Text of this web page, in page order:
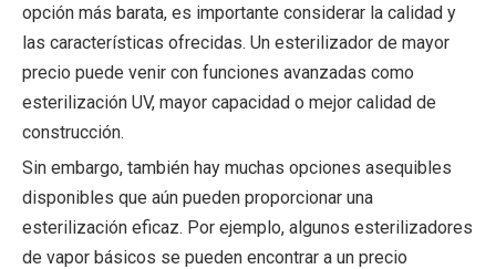
opción más barata, es importante considerar la calidad y
las características ofrecidas. Un esterilizador de mayor
precio puede venir con funciones avanzadas como
esterilización UV, mayor capacidad o mejor calidad de
construcción.
Sin embargo, también hay muchas opciones asequibles
disponibles que aún pueden proporcionar una
esterilización eficaz. Por ejemplo, algunos esterilizadores
de vapor básicos se pueden encontrar a un precio